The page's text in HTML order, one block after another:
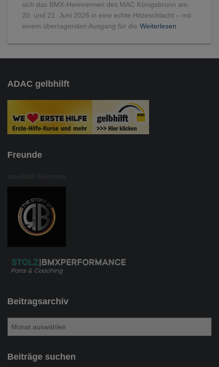
sich das BMX-Heimrennen des MAC Königsbrunn am
20. und 21. Juni 2026 in eine echte Hitzeschlacht – mit
einem überragenden Ausgang für die Weiterlesen
ADAC gelbhilft
Freunde
Beitragsarchiv
tBeiträge suchen